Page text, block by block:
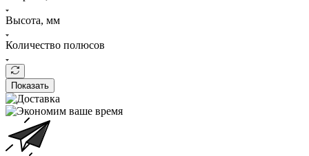
Высота, мм
Количество полюсов
Показать